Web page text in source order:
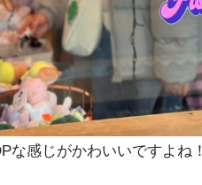
な感じがかわいいですよね！